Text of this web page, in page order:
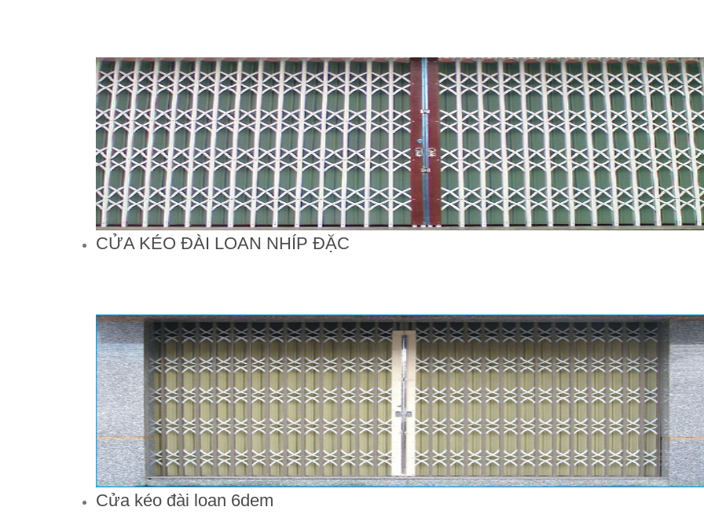
CỬA KÉO ĐÀI LOAN NHÍP ĐẶC
Cửa kéo đài loan 6dem